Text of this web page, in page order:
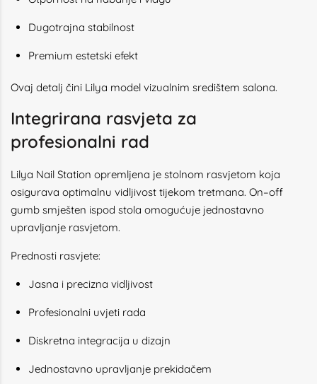
Dugotrajna stabilnost
Premium estetski efekt
Ovaj detalj čini Lilya model vizualnim središtem salona.
Integrirana rasvjeta za
profesionalni rad
Lilya Nail Station opremljena je stolnom rasvjetom koja
osigurava optimalnu vidljivost tijekom tretmana. On–off
gumb smješten ispod stola omogućuje jednostavno
upravljanje rasvjetom.
Prednosti rasvjete:
Jasna i precizna vidljivost
Profesionalni uvjeti rada
Diskretna integracija u dizajn
Jednostavno upravljanje prekidačem